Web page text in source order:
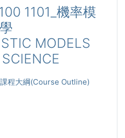
1101_機率模
MODELS
課程大綱(Course Outline)